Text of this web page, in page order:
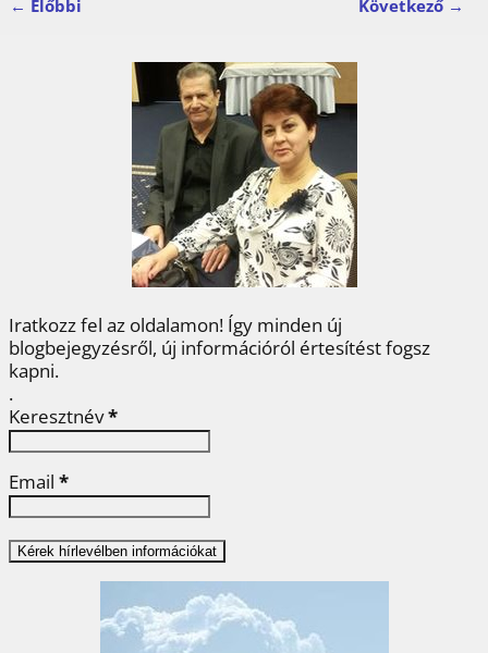
e
b
o
k
t
t
e
r
t
e
e
s
t
k
e
d
I
n
z
a
e
g
← Előbbi Következő →
Iratkozz fel az oldalamon! Így minden új
blogbejegyzésről, új információról értesítést fogsz
kapni.
.
Keresztnév*
Email *